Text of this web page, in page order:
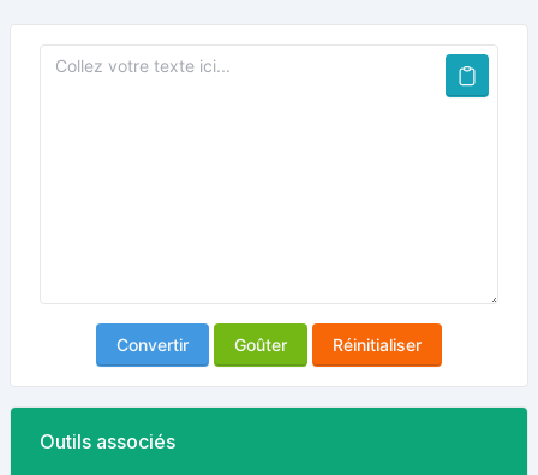
Convertir Goûter Réinitialiser
Outils associés